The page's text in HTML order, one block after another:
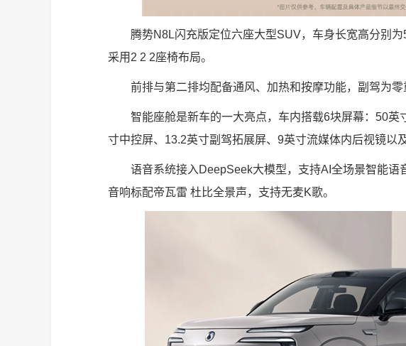
腾势N8L闪充版定位六座大型SUV，车身长宽高分别为
采用2 2 2座椅布局。
前排与第二排均配备通风、加热和按摩功能，副驾为
智能座舱是新车的一大亮点，车内搭载6块屏幕：50
寸中控屏、13.2英寸副驾拓展屏、9英寸流媒体内后视镜以
语音系统接入DeepSeek大模型，支持AI全场景智能语
音响标配帝瓦雷 杜比全景声，支持无麦K歌。